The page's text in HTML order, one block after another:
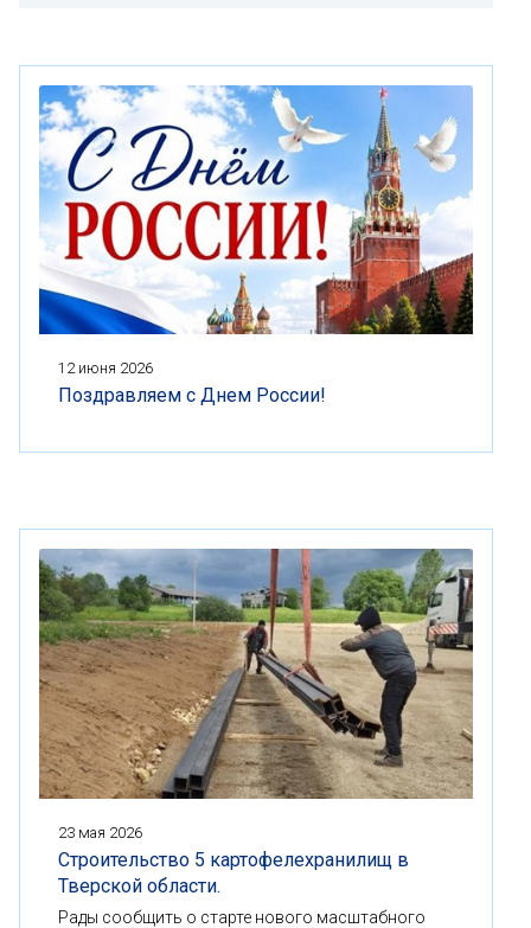
12 июня 2026
Поздравляем с Днем России!
23 мая 2026
Строительство 5 картофелехранилищ в
Тверской области.
Рады сообщить о старте нового масштабного